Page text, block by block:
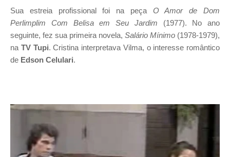
Sua estreia profissional foi na peçaO Amor de Dom
Perlimplim Com Belisa em Seu Jardim (1977). No ano
seguinte, fez sua primeira novela, Salário Mínimo (1978-1979),
na TV Tupi. Cristina interpretava Vilma, o interesse romântico
de Edson Celulari.